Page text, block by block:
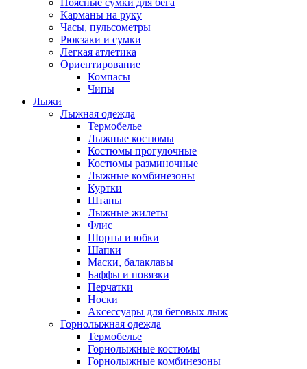
Поясные сумки для бега
Карманы на руку
Часы, пульсометры
Рюкзаки и сумки
Легкая атлетика
Ориентирование
Компасы
Чипы
Лыжи
Лыжная одежда
Термобелье
Лыжные костюмы
Костюмы прогулочные
Костюмы разминочные
Лыжные комбинезоны
Куртки
Штаны
Лыжные жилеты
Флис
Шорты и юбки
Шапки
Маски, балаклавы
Баффы и повязки
Перчатки
Носки
Аксессуары для беговых лыж
Горнолыжная одежда
Термобелье
Горнолыжные костюмы
Горнолыжные комбинезоны